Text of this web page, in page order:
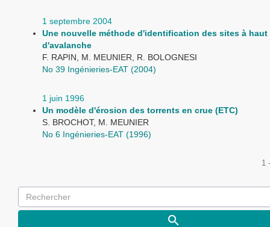
1 septembre 2004
Une nouvelle méthode d'identification des sites à haut
d'avalanche
F. RAPIN, M. MEUNIER, R. BOLOGNESI
No 39 Ingénieries-EAT (2004)
1 juin 1996
Un modèle d'érosion des torrents en crue (ETC)
S. BROCHOT, M. MEUNIER
No 6 Ingénieries-EAT (1996)
1